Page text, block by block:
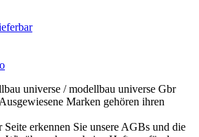
universe / modellbau universe Gbr
Marken gehören ihren
erkennen Sie unsere AGBs und die